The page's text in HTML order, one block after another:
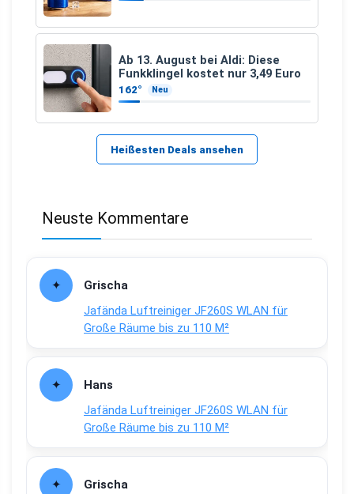
Ab 13. August bei Aldi: Diese
Funkklingel kostet nur 3,49 Euro
162° Neu
Heißesten Deals ansehen
Neuste Kommentare
Grischa
Jafända Luftreiniger JF260S WLAN für
Große Räume bis zu 110 M²
Hans
Jafända Luftreiniger JF260S WLAN für
Große Räume bis zu 110 M²
Grischa